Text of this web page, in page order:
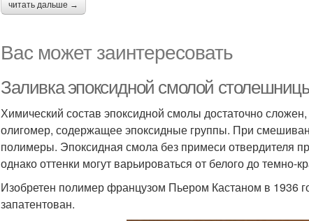
читать дальше →
Вас может заинтересовать
Заливка эпоксидной смолой
Химический состав эпоксидной смолы достаточно
олигомер, содержащее эпоксидные группы. При
полимеры. Эпоксидная смола без примеси отвердителя
однако оттенки могут варьироваться от белого до темно-
Изобретен полимер французом Пьером Кастаном в 1936
запатентован.